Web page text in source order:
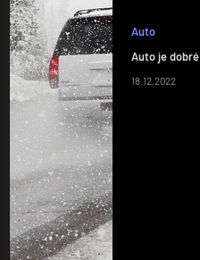
Auto
Auto je dobré
18.12.2022